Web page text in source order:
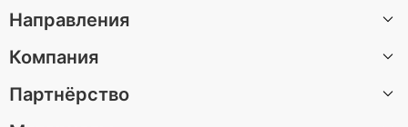
Направления
Санкт-Петербург
Москва
Компания
О нас
Партнёрство